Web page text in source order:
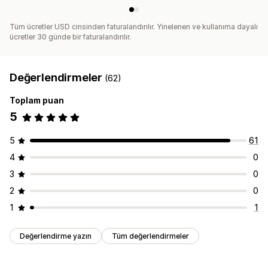
Tüm ücretler USD cinsinden faturalandırılır. Yinelenen ve kullanıma dayalı
ücretler 30 günde bir faturalandırılır.
Değerlendirmeler (62)
Toplam puan
5
5
61
4
0
3
0
2
0
1
1
Değerlendirme yazın Tüm değerlendirmeler